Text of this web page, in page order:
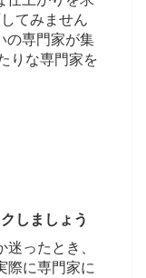
てみません
の専門家が集
りな専門家を
しましょう
ったとき、
際に専門家に